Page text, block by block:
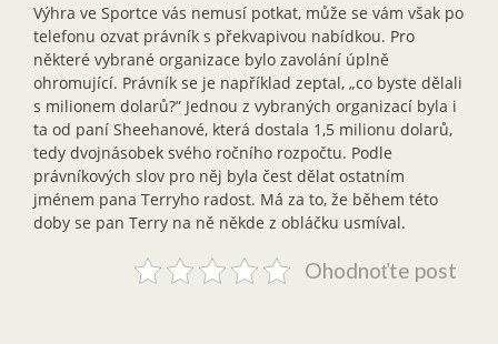
Výhra ve Sportce vás nemusí potkat, může se vám však po
telefonu ozvat právník s překvapivou nabídkou. Pro
některé vybrané organizace bylo zavolání úplně
ohromující. Právník se je například zeptal, „co byste dělali
s milionem dolarů?” Jednou z vybraných organizací byla i
ta od paní Sheehanové, která dostala 1,5 milionu dolarů,
tedy dvojnásobek svého ročního rozpočtu. Podle
právníkových slov pro něj byla čest dělat ostatním
jménem pana Terryho radost. Má za to, že během této
doby se pan Terry na ně někde z obláčku usmíval.
Ohodnoťte post